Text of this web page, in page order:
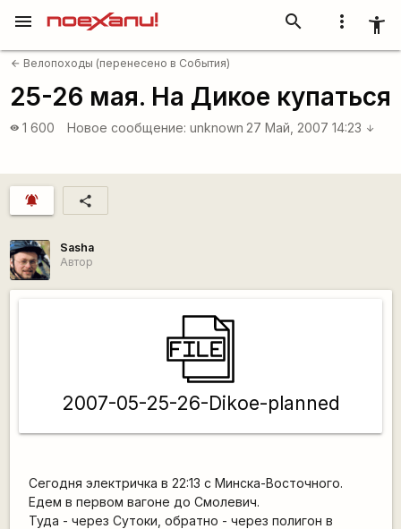
more_vert accessibility_new
search
menu
arrow_back Велопоходы (перенесено в События)
25-26 мая. На Дикое купаться
visibility 1 600 Новое сообщение: unknown 27 Май, 2007 14:23 arrow_downward
notifications_active share
Sasha
Автор
2007-05-25-26-Dikoe-planned
Сегодня электричка в 22:13 с Минска-Восточного.
Едем в первом вагоне до Смолевич.
Туда - через Сутоки, обратно - через полигон в